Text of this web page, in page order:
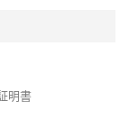
明書